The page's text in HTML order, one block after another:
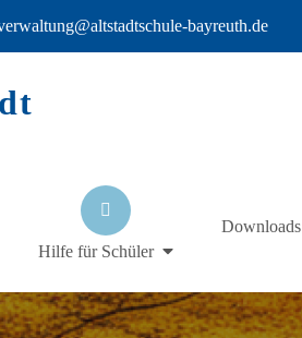
bayreuth.de
Hilfe für Schüler
Downloads